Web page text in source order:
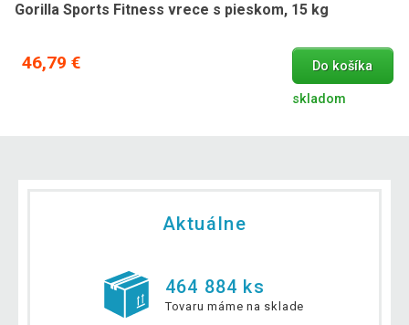
Gorilla Sports Fitness vrece s pieskom, 15 kg
46,79 € Do košíka
skladom
Aktuálne
464 884 ks
Tovaru máme na sklade